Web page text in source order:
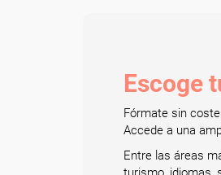
Escoge
Fórmate sin
Accede a una
Entre las áreas